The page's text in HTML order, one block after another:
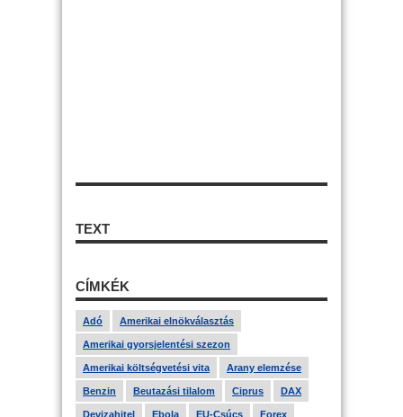
TEXT
CÍMKÉK
Adó Amerikai elnökválasztás
Amerikai gyorsjelentési szezon
Amerikai költségvetési vita Arany elemzése
Benzin Beutazási tilalom Ciprus DAX
Devizahitel Ebola EU-Csúcs Forex